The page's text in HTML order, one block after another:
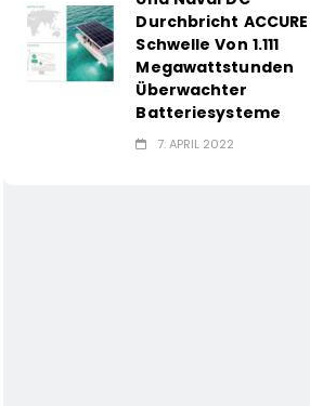
Durchbricht
Schwelle Von 1.111
Megawattstunden
Überwachter
Batteriesysteme
7. APRIL 2022